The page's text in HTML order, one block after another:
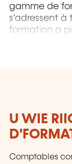
gamme de
s’adressent
formation a
approprié
panoplie
du soir; des
adaptés sur
formations
U WIE
Comptables